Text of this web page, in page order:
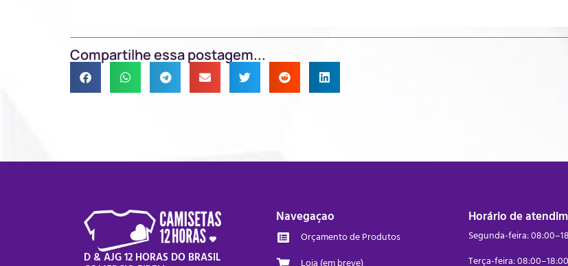
Compartilhe essa postagem...
D & AJG 12 HORAS DO BRASIL
Navegaçao
Orçamento de Produtos
Loja (em breve)
Horário de
Segunda-feira:
Terça-feira: 08:00–18:00